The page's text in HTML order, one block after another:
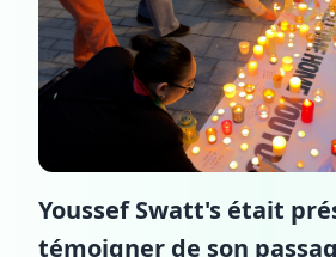
Youssef Swatt's était
témoigner de son